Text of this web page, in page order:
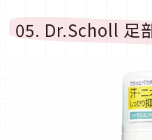
05. Dr.Scholl 足